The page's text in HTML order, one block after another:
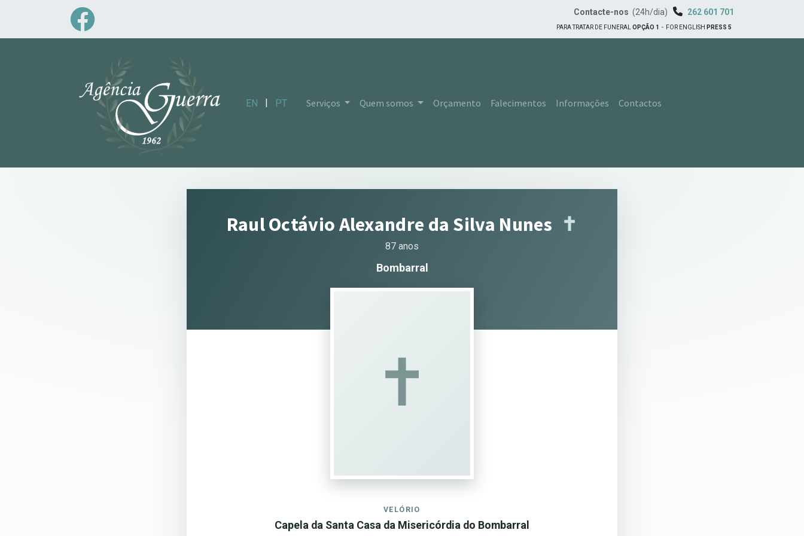
Contacte-nos (24h/dia) 262 601 701
PARA TRATAR DE FUNERAL OPÇÃO 1 - FOR ENGLISH PRESS 5
EN | PT Serviços Quem somos Orçamento Falecimentos Informações Contactos
Raul Octávio Alexandre da Silva Nunes ✝︎
87 anos
Bombarral
✝︎
VELÓRIO
Capela da Santa Casa da Misericórdia do Bombarral